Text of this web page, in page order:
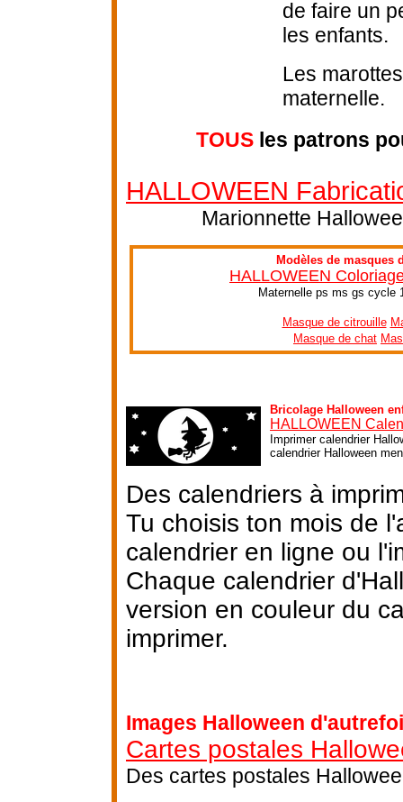
de faire un
les enfants.
Les
maternelle.
TOUS les patrons
HALLOWEEN
Marionnette
Modèles de masques
HALLOWEEN
Maternelle ps ms gs cycle
Masque de citrouille
Masque de chat
Bricolage Halloween
HALLOWEEN
Imprimer calendrier
calendrier Halloween
Des calendriers à
Tu choisis ton mois de
calendrier en ligne ou
Chaque calendrier
version en couleur du
imprimer.
Images Halloween
Cartes postales
Des cartes postales